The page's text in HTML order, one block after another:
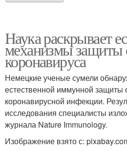
Наука раскрывает
механизмы защиты
коронавируса
Немецкие ученые сумели
естественной иммунной защиты
коронавирусной инфекции.
исследования специалисты
журнала Nature Immunology.
Изображение взято с: